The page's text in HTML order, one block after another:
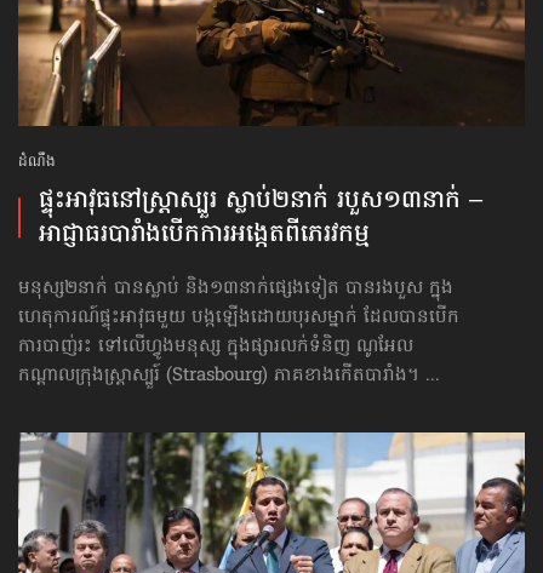
ដំណឹង
ផ្ទុះ​អាវុធ​នៅ​ស្ត្រាស្បួរ ស្លាប់​២នាក់ របួស១៣នាក់ –
អាជ្ញាធរ​បារាំង​បើក​ការអង្កេត​ពី​ភេរវកម្ម
មនុស្ស២នាក់ បានស្លាប់ និង១៣នាក់ផ្សេងទៀត បានរងបួស ក្នុង
ហេតុការណ៍ផ្ទុះអាវុធមួយ បង្កឡើងដោយបុរសម្នាក់ ដែលបានបើក
ការបាញ់រះ ទៅលើហ្វូងមនុស្ស ក្នុងផ្សារលក់ទំនិញ ណូអែល
កណ្ដាលក្រុងស្ត្រាស្បួរ៍ (Strasbourg) ភាគខាងកើតបារាំង។ ...